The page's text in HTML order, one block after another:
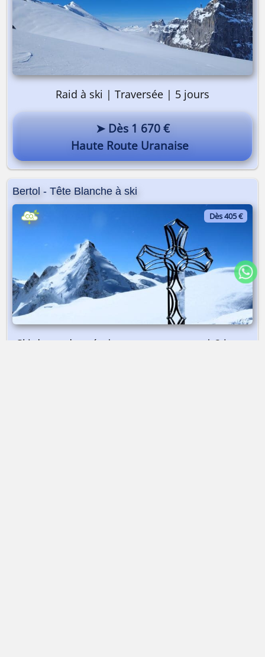
Raid à ski | Traversée | 5 jours
➤ Dès 1 670 €
Haute Route Uranaise
Bertol - Tête Blanche à ski
Dès 405 €
Ski de randonnée | sommet avec vue | 2 jours